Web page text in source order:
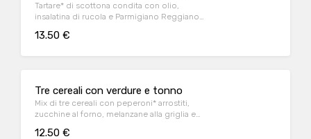
Tartare* di scottona condita con olio,
insalatina di rucola e Parmigiano Reggiano
13.50 €
Tre cereali con verdure e tonno
Mix di tre cereali con peperoni* arrostiti,
zucchine al forno, melanzane alla griglia e
12.50 €